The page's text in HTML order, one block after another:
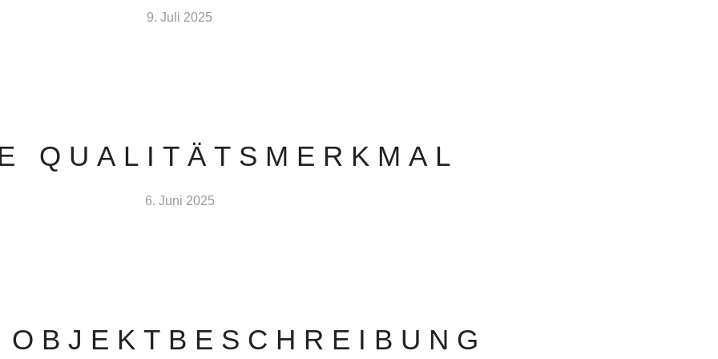
9. Juli 2025
QUALITÄTSMERKMAL
6. Juni 2025